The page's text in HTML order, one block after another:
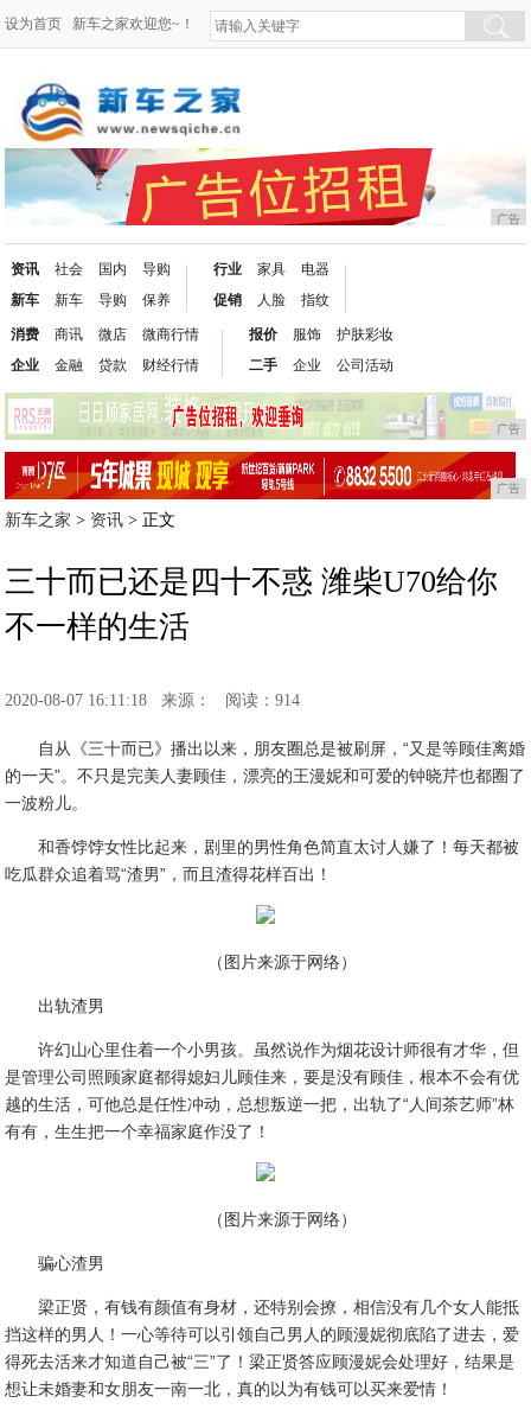
设为首页 新车之家欢迎您~！
广告
资讯
新车
社会
新车
国内
导购
导购
保养
行业
促销
家具
人脸
电器
指纹
消费
企业
商讯
金融
微店
贷款
微商行情
财经行情
报价
二手
服饰
企业
护肤彩妆
公司活动
广告
广告
新车之家 > 资讯 > 正文
三十而已还是四十不惑 潍柴U70给你
不一样的生活
2020-08-07 16:11:18 来源： 阅读：914
自从《三十而已》播出以来，朋友圈总是被刷屏，“又是等顾佳离婚
的一天”。不只是完美人妻顾佳，漂亮的王漫妮和可爱的钟晓芹也都圈了
一波粉儿。
和香饽饽女性比起来，剧里的男性角色简直太讨人嫌了！每天都被
吃瓜群众追着骂“渣男”，而且渣得花样百出！
（图片来源于网络）
出轨渣男
许幻山心里住着一个小男孩。虽然说作为烟花设计师很有才华，但
是管理公司照顾家庭都得媳妇儿顾佳来，要是没有顾佳，根本不会有优
越的生活，可他总是任性冲动，总想叛逆一把，出轨了“人间茶艺师”林
有有，生生把一个幸福家庭作没了！
（图片来源于网络）
骗心渣男
梁正贤，有钱有颜值有身材，还特别会撩，相信没有几个女人能抵
挡这样的男人！一心等待可以引领自己男人的顾漫妮彻底陷了进去，爱
得死去活来才知道自己被“三”了！梁正贤答应顾漫妮会处理好，结果是
想让未婚妻和女朋友一南一北，真的以为有钱可以买来爱情！